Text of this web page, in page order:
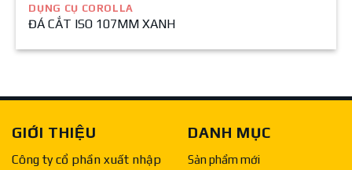
DỤNG CỤ COROLLA
ĐÁ CẮT ISO 107MM XANH
GIỚI THIỆU
Công ty cổ phần xuất nhập
DANH MỤC
Sản phẩm mới